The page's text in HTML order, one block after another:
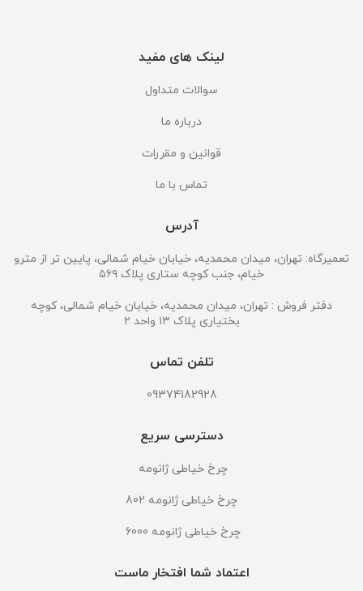
لینک های مفید
سوالات متداول
درباره ما
قوانین و مقررات
تماس با ما
آدرس
تعمیرگاه: تهران، میدان محمدیه، خیابان خیام شمالی، پایین تر از مترو
خیام، جنب کوچه ستاری پلاک ۵۶۹
دفتر فروش : تهران، میدان محمدیه، خیابان خیام شمالی، کوچه
بختیاری پلاک ۱۳ واحد ۲
تلفن تماس
09374182928
دسترسی سریع
چرخ خیاطی ژانومه
چرخ خیاطی ژانومه 802
چرخ خیاطی ژانومه 6000
اعتماد شما افتخار ماست